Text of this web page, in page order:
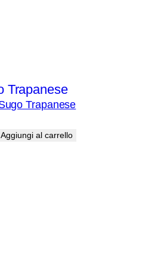
Trapanese
Aggiungi al carrello